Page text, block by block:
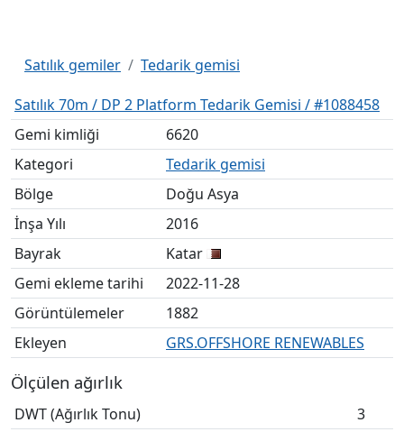
Satılık gemiler
Tedarik gemisi
Satılık 70m / DP 2 Platform Tedarik Gemisi / #1088458
Gemi kimliği
6620
Kategori
Tedarik gemisi
Bölge
Doğu Asya
İnşa Yılı
2016
Bayrak
Katar
Gemi ekleme tarihi
2022-11-28
Görüntülemeler
1882
Ekleyen
GRS.OFFSHORE RENEWABLES
Ölçülen ağırlık
DWT (Ağırlık Tonu) 3